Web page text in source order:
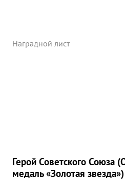
уничтожению скопления
,задание выполнил
Наградной лист
Герой Советского Союза
медаль «Золотая звезда»)